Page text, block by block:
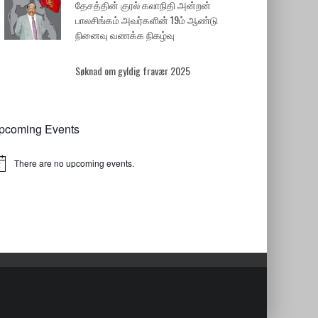
தேசத்தின் குரல் கலாநிதி அன்றன்
பாலசிங்கம் அவர்களின் 19ம் ஆண்டு
நினைவு வணக்க நிகழ்வு
Søknad om gyldig fravær 2025
Events
There are no upcoming events.